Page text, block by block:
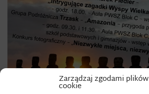
Zarządzaj zgodami plików
cookie